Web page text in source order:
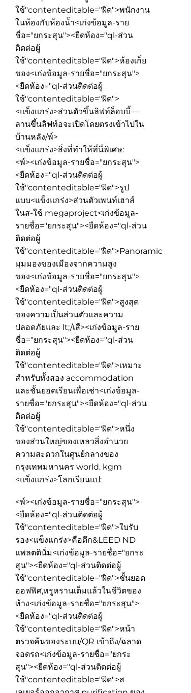
ใช้"contenteditable="ผิด">พนักงาน
ในห้องกับห้องน้ำ<เก่งข้อมูล-ราย
ชื่อ="ยกระสุน"><ยืดห้อง="ql-ส่วน
ติดต่อผู้
ใช้"contenteditable="ผิด">ห้องเก็ย
ของ<เก่งข้อมูล-รายชื่อ="ยกระสุน">
<ยืดห้อง="ql-ส่วนติดต่อผู้
ใช้"contenteditable="ผิด">
<แข็งแกร่ง>ส่วนตัวขึ้นลิฟท์ล็อบบี้—
ลานขึ้นลิฟท์อจะเปิดโดยตรงเข้าไปใน
บ้านหลัง/พ์>
<แข็งแกร่ง>สิ่งที่ทำให้ที่นี่พิเศษ:
<พ์><เก่งข้อมูล-รายชื่อ="ยกระสุน">
<ยืดห้อง="ql-ส่วนติดต่อผู้
ใช้"contenteditable="ผิด">รูป
แบบ<แข็งแกร่ง>ส่วนตัวเพนท์เฮาส์
ในส-ใช้ megaproject<เก่งข้อมูล-
รายชื่อ="ยกระสุน"><ยืดห้อง="ql-ส่วน
ติดต่อผู้
ใช้"contenteditable="ผิด">Panoramic
มุมมองของเมืองจากความสูง
ของ<เก่งข้อมูล-รายชื่อ="ยกระสุน">
<ยืดห้อง="ql-ส่วนติดต่อผู้
ใช้"contenteditable="ผิด">สูงสุด
ของความเป็นส่วนตัวและความ
ปลอดภัยและ lt;/เสื><เก่งข้อมูล-ราย
ชื่อ="ยกระสุน"><ยืดห้อง="ql-ส่วน
ติดต่อผู้
ใช้"contenteditable="ผิด">เหมาะ
สำหรับทั้งสอง accommodation
และชั้นยอดเรียนเพื่อเช่า<เก่งข้อมูล-
รายชื่อ="ยกระสุน"><ยืดห้อง="ql-ส่วน
ติดต่อผู้
ใช้"contenteditable="ผิด">หนึ่ง
ของส่วนใหญ่ของเหลวสิ่งอำนวย
ความสะดวกในศูนย์กลางของ
กรุงเทพมหานคร world. kgm
<แข็งแกร่ง>โลกเรียนแป:
<พ์><เก่งข้อมูล-รายชื่อ="ยกระสุน">
<ยืดห้อง="ql-ส่วนติดต่อผู้
ใช้"contenteditable="ผิด">ใบรับ
รอง<แข็งแกร่ง>คือตึก&LEED ND
แพลตตินั่ม<เก่งข้อมูล-รายชื่อ="ยกระ
สุน"><ยืดห้อง="ql-ส่วนติดต่อผู้
ใช้"contenteditable="ผิด">ชั้นยอด
ออฟฟิศ,หรูหรานเต็มแล้วในชีวิตของ
ห้าง<เก่งข้อมูล-รายชื่อ="ยกระสุน">
<ยืดห้อง="ql-ส่วนติดต่อผู้
ใช้"contenteditable="ผิด">หน้า
ตรวจค้นของระบบ/QR เข้าถึง/ฉลาด
จอดรถ<เก่งข้อมูล-รายชื่อ="ยกระ
สุน"><ยืดห้อง="ql-ส่วนติดต่อผู้
ใช้"contenteditable="ผิด">ส